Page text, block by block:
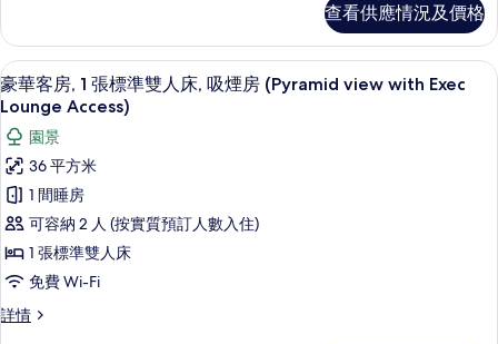
標
準
雙
人
床,
吸
煙
房
的
相
片
1
張
標
準
人
床,
吸
煙
房
情
查看供應情況及價格
載
入
所
有
豪
華
客
房,
1
張
迷你吧、房內夾萬、書桌、熨斗/熨衫
10
豪華客房, 1 張標準雙人床, 吸煙房 (Pyramid view with Exec
Lounge Access)
園景
36 平方米
1 間睡房
可容納 2 人 (按實質預訂人數入住)
1 張標準雙人床
免費 Wi-Fi
詳情
豪